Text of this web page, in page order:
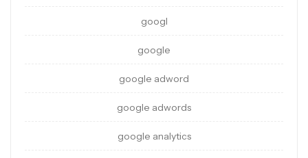
googl
google
google adword
google adwords
google analytics